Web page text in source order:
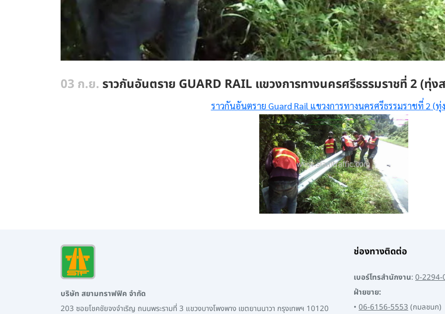
03 ก.ย. ราวกันอันตราย GUARD RAIL แขวงการทางนครศรีธรรมราชที่ 2 (ทุ่ง
ราวกันอันตราย Guard Rail แขวงการทางนครศรีธรรมราชที่ 2 (ทุ่
บริษัท สยามทราฟฟิค จำกัด
203 ซอยโชคชัยจงจำเริญ ถนนพระรามที่ 3 แขวงบางโพงพาง เขตยานนาวา กรุงเทพฯ 10120
ช่องทางติดต่อ
เบอร์โทรสำนักงาน: 0-
ฝ่ายขาย:
• 06-6156-5553(กมลชนก)